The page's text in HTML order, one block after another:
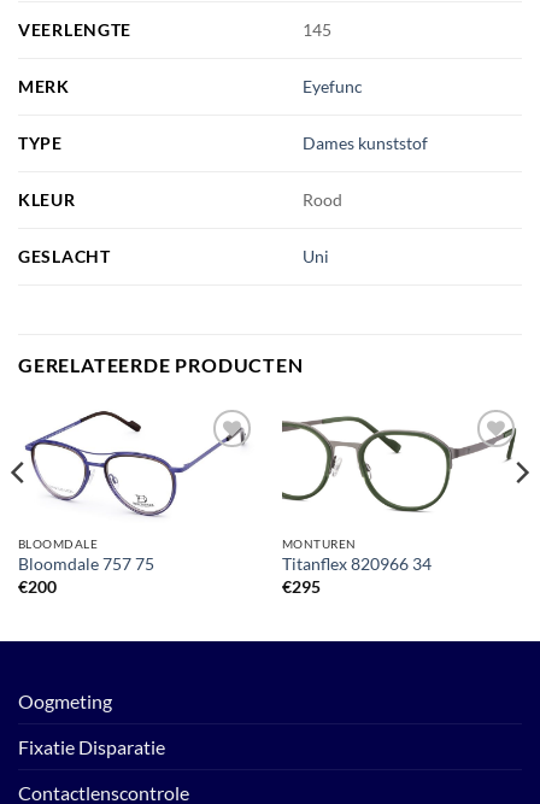
VEERLENGTE 145
MERK Eyefunc
TYPE Dames kunststof
KLEUR Rood
GESLACHT Uni
GERELATEERDE PRODUCTEN
Toevoegen
BLOOMDALE
Bloomdale 757 75
€200
Toevoegen
verlanglijst
MONTUREN
Titanflex 820966 34
€295
Oogmeting
Fixatie Disparatie
Contactlenscontrole